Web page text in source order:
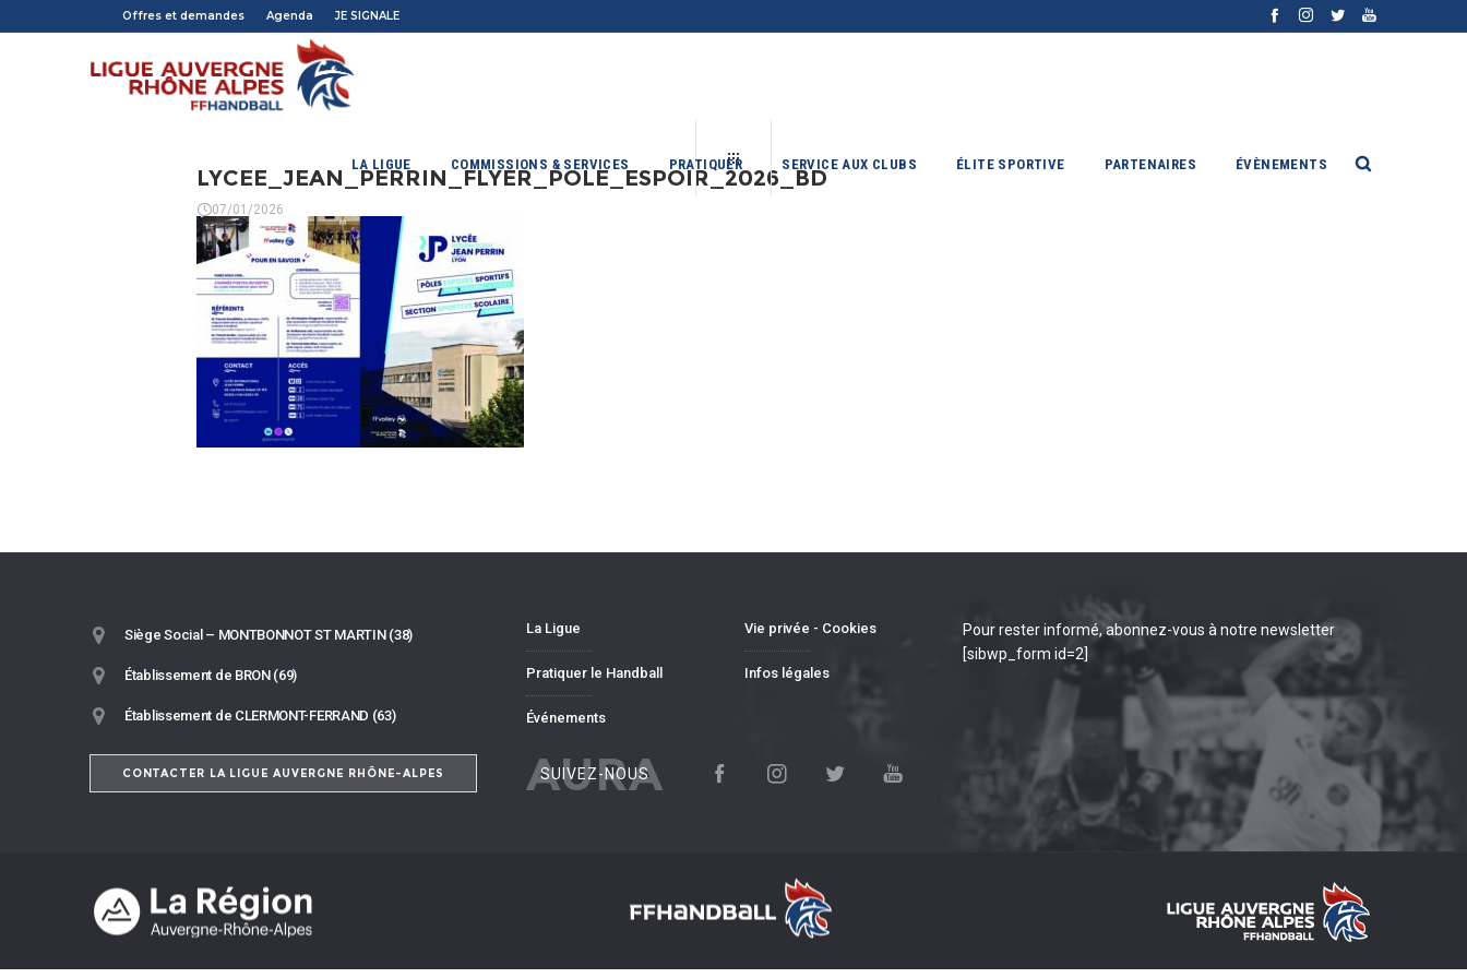
Offres et demandes Agenda JE SIGNALE
LA LIGUE COMMISSIONS & SERVICES PRATIQUER SERVICE AUX CLUBS ÉLITE SPORTIVE PARTENAIRES ÉVÈNEMENTS
LYCEE_JEAN_PERRIN_FLYER_POLE_ESPOIR_2026_BD
07/01/2026
Siège Social – MONTBONNOT ST MARTIN (38)
Établissement de BRON (69)
Établissement de CLERMONT-FERRAND (63)
CONTACTER LA LIGUE AUVERGNE RHÔNE-ALPES
La Ligue
Pratiquer le Handball
Événements
Vie privée - Cookies
Infos légales
AURA
SUIVEZ-NOUS
Pour rester informé, abonnez-vous à notre newsletter
[sibwp_form id=2]